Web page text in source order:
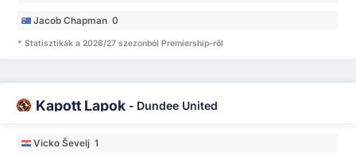
Jacob Chapman 0
* Statisztikák a 2026/27 szezonból Premiership-ről
Kapott Lapok - Dundee United
Vicko Ševelj 1